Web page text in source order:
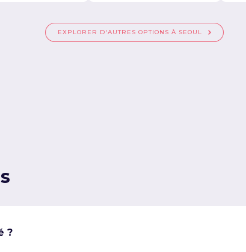
EXPLORER D'AUTRES OPTIONS À SEOUL
?